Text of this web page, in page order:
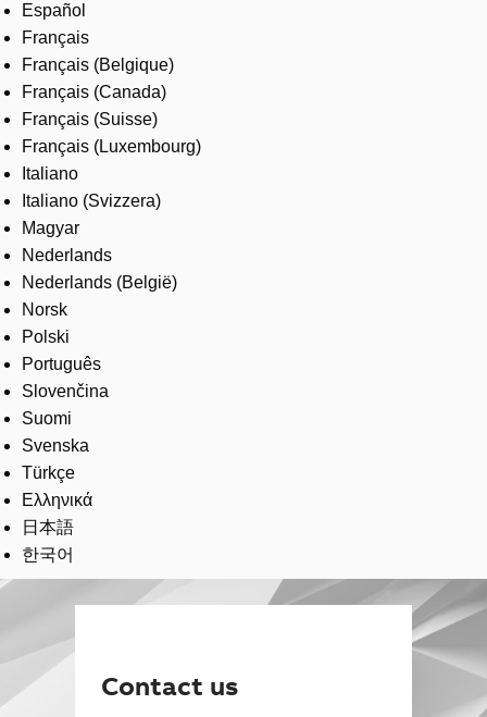
Español
Français
Français (Belgique)
Français (Canada)
Français (Suisse)
Français (Luxembourg)
Italiano
Italiano (Svizzera)
Magyar
Nederlands
Nederlands (België)
Norsk
Polski
Português
Slovenčina
Suomi
Svenska
Türkçe
Ελληνικά
日本語
한국어
Contact us